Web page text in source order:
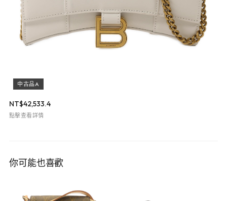
中古品A
NT$42,533.4
點擊查看詳情
你可能也喜歡